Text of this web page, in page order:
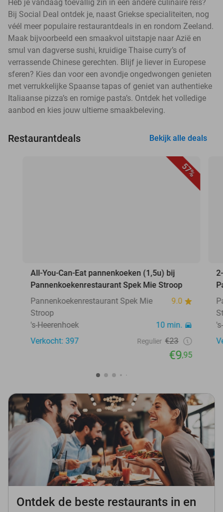
Heb je vandaag toevallig zin in een andere culinaire reis?
Bij Social Deal ontdek je, naast Griekse specialiteiten, nog
véél meer populaire restaurantdeals in en rondom Zeeland.
Maak bijvoorbeeld een smaakvol uitstapje naar Azië en
smul van dagverse sushi, kruidige Thaise curry’s of
verrassende Chinese gerechten. Blijf je liever in Europese
sferen? Kies dan voor een avondje ongedwongen genieten
met verrukkelijke Spaanse tapas of geniet van authentieke
Italiaanse pizza’s en romige pasta’s. Ontdek het volledige
aanbod en kies jouw ultieme smaakbeleving.
Restaurantdeals Bekijk alle deals
57%
All-You-Can-Eat pannenkoeken (1,5u) bij
Pannenkoekenrestaurant Spek Mie Stroop
Pannenkoekenrestaurant Spek Mie
Stroop
9.0
's-Heerenhoek
10 min.
Verkocht: 397
Regulier €23
€9,95
Ontdek de beste restaurants in en